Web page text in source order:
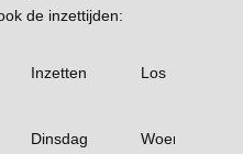
de inzettijden:
Inzetten Los
Dinsdag
Woensdag